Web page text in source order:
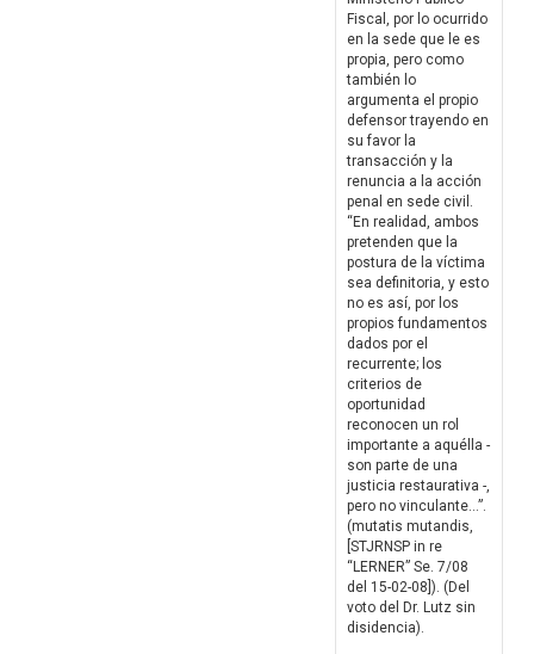
Fiscal, por lo ocurrido
en la sede que le es
propia, pero como
también lo
argumenta el propio
defensor trayendo en
su favor la
transacción y la
renuncia a la acción
penal en sede civil.
“En realidad, ambos
pretenden que la
postura de la víctima
sea definitoria, y esto
no es así, por los
propios fundamentos
dados por el
recurrente; los
criterios de
oportunidad
reconocen un rol
importante a aquélla -
son parte de una
justicia restaurativa -,
pero no vinculante…”.
(mutatis mutandis,
[STJRNSP in re
“LERNER” Se. 7/08
del 15-02-08]). (Del
voto del Dr. Lutz sin
disidencia).